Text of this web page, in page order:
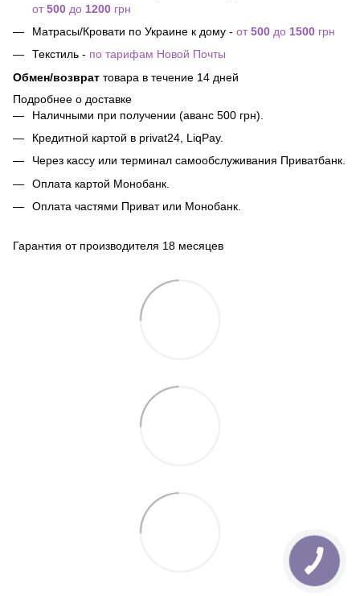
от500 до 1200 грн
Матрасы/Кровати по Украине к дому - от500 до 1500 грн
Текстиль - по тарифам Новой Почты
Обмен/возврат товара в течение 14 дней
Подробнее о доставке
Наличными при получении (аванс 500 грн).
Кредитной картой в privat24, LiqPay.
Через кассу или терминал самообслуживания Приватбанк.
Оплата картой Монобанк.
Оплата частями Приват или Монобанк.
Гарантия от производителя 18 месяцев